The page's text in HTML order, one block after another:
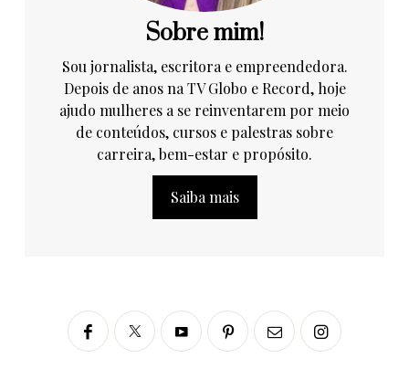
Sobre mim!
Sou jornalista, escritora e empreendedora.
Depois de anos na TV Globo e Record, hoje
ajudo mulheres a se reinventarem por meio
de conteúdos, cursos e palestras sobre
carreira, bem-estar e propósito.
Saiba mais